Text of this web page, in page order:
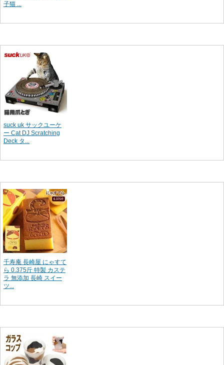
子猫 ...
suck uk サックユーケ
ー Cat DJ Scratching
Deck タ...
千寿庵 長崎屋 にゃすて
ら 0.375斤 特製 カステ
ラ 無添加 長崎 スイー
ツ...